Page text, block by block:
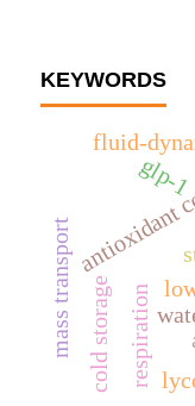
KEYWORDS
glp-1
respiration
fluid-
mass transportcold storage